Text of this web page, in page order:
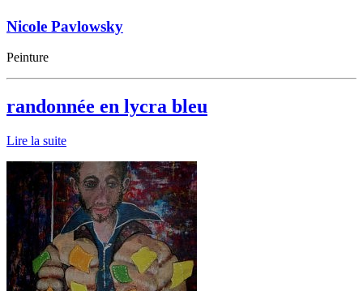
Nicole Pavlowsky
Peinture
randonnée en lycra bleu
Lire la suite